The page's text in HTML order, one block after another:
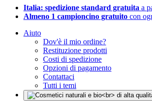
Italia: spedizione standard gratuita a
Almeno 1 campioncino gratuito con
Aiuto
Dov'è il mio ordine?
Restituzione prodotti
Costi di spedizione
Opzioni di pagamento
Contattaci
Tutti i temi